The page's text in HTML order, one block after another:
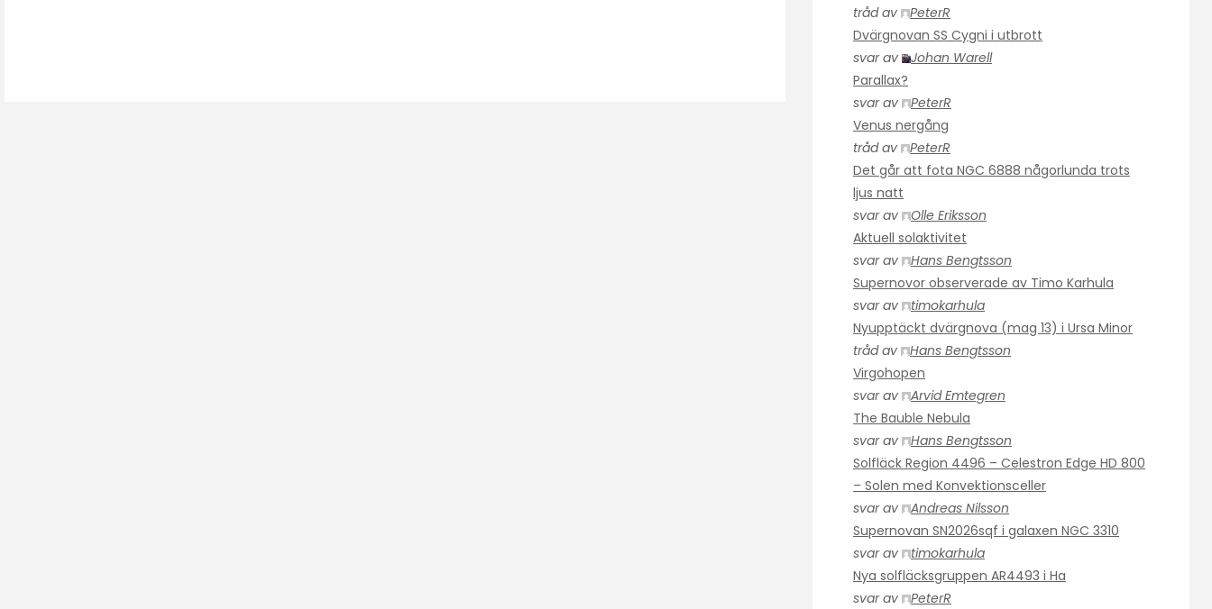
tråd av
PeterR
Dvärgnovan SS Cygni i utbrott
svar av
Johan Warell
Parallax?
svar av
PeterR
Venus nergång
tråd av
PeterR
Det går att fota NGC 6888 någorlunda trots
ljus natt
svar av
Olle Eriksson
Aktuell solaktivitet
svar av
Hans Bengtsson
Supernovor observerade av Timo Karhula
svar av
timokarhula
Nyupptäckt dvärgnova (mag 13) i Ursa Minor
tråd av
Hans Bengtsson
Virgohopen
svar av
Arvid Emtegren
The Bauble Nebula
svar av
Hans Bengtsson
Solfläck Region 4496 – Celestron Edge HD 800
– Solen med Konvektionsceller
svar av
Andreas Nilsson
Supernovan SN2026sqf i galaxen NGC 3310
svar av
timokarhula
Nya solfläcksgruppen AR4493 i Ha
svar av
PeterR